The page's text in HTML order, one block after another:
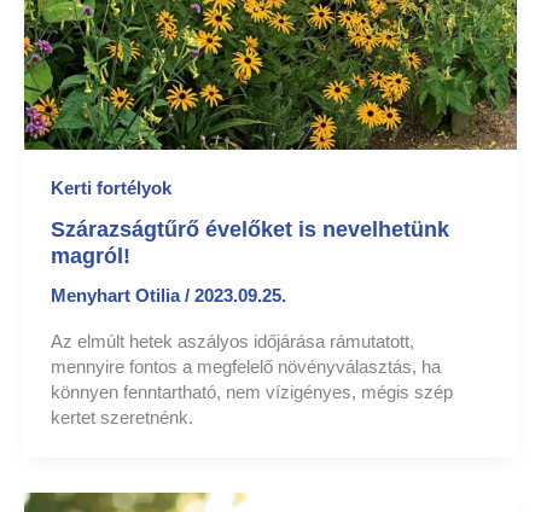
Kerti fortélyok
Szárazságtűrő évelőket is nevelhetünk
magról!
Menyhart Otilia/ 2023.09.25.
Az elmúlt hetek aszályos időjárása rámutatott,
mennyire fontos a megfelelő növényválasztás, ha
könnyen fenntartható, nem vízigényes, mégis szép
kertet szeretnénk.